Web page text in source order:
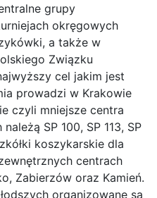
grupy
okręgowych
a także w
Związku
cel jakim jest
prowadzi w Krakowie
czyli mniejsze centra
SP 100, SP 113, SP
koszykarskie dla
centrach
Zabierzów oraz Kamień.
organizowane są